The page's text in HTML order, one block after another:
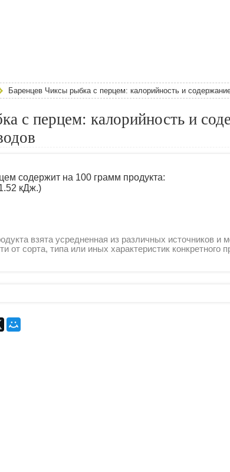
Баренцев Чиксы рыбка с перцем: калорийность и
с перцем: калорийность и
содержит на 100 грамм продукта:
кДж.)
взята усредненная из различных источников и
от сорта, типа или иных характеристик конкретного